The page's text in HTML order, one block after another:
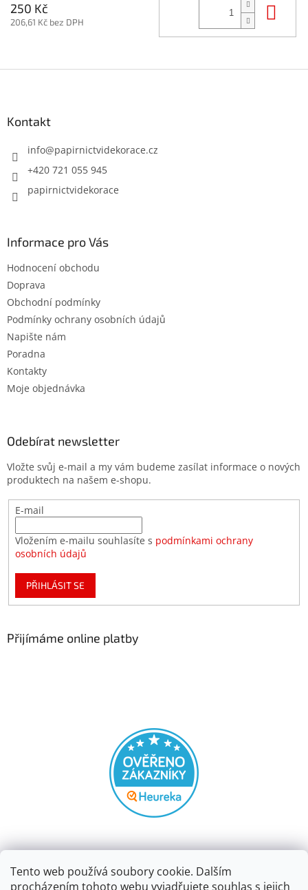
Tento web používá soubory cookie. Dalším
procházením tohoto webu vyjadřujete souhlas s jejich
250 Kč
206,61 Kč bez DPH
Kontakt
info@papirnictvidekorace.cz
+420 721 055 945
papirnictvidekorace
Informace pro Vás
Hodnocení obchodu
Doprava
Obchodní podmínky
Podmínky ochrany osobních údajů
Napište nám
Poradna
Kontakty
Moje objednávka
Odebírat newsletter
Vložte svůj e-mail a my vám budeme zasílat informace o nových
produktech na našem e-shopu.
E-mail
Vložením e-mailu souhlasíte s podmínkami ochrany
osobních údajů
PŘIHLÁSIT SE
Přijímáme online platby